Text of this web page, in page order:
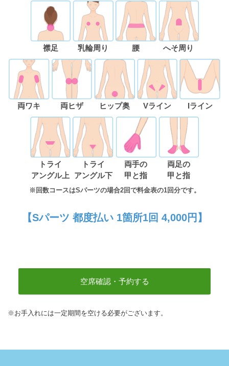
襟足 乳輪周り 腰 へそ周り
両ワキ 両ヒザ ヒップ奥 Vライン Iライン
トライ
アングル上
トライ
アングル下
両手の
甲と指
両足の
甲と指
※回数コースはSパーツの場合2回で料金表の1回分です。
【Sパーツ 都度払い 1箇所1回 4,000円】
空席確認・予約する
※お手入れには一定期間を空ける必要がございます。